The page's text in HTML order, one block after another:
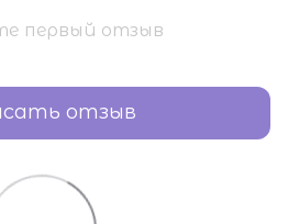
первый отзыв
отзыв